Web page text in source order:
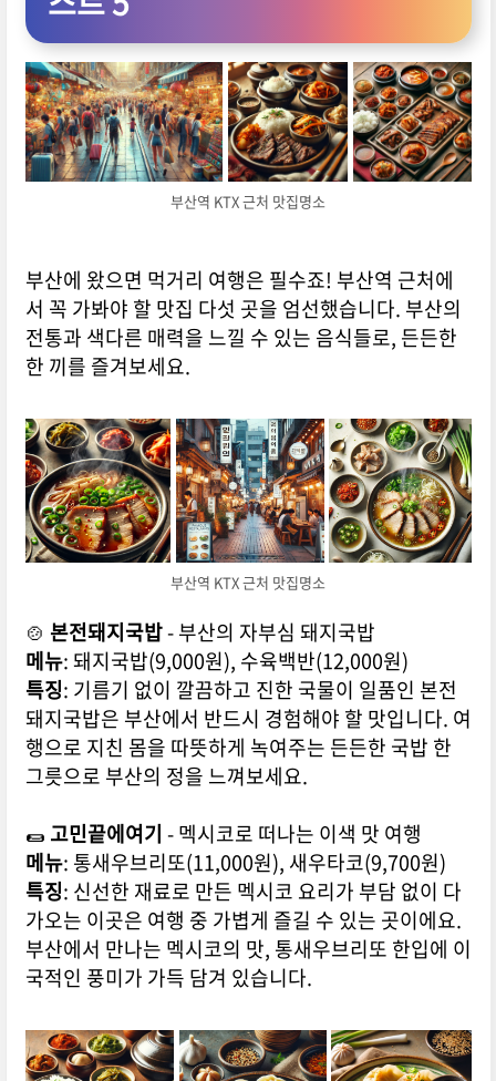
부산역 KTX 근처 맛집명소
부산에 왔으면 먹거리 여행은 필수죠! 부산역 근처에
서 꼭 가봐야 할 맛집 다섯 곳을 엄선했습니다. 부산의
전통과 색다른 매력을 느낄 수 있는 음식들로, 든든한
한 끼를 즐겨보세요.
부산역 KTX 근처 맛집명소
🍲 본전돼지국밥- 부산의 자부심 돼지국밥
메뉴: 돼지국밥(9,000원), 수육백반(12,000원)
특징: 기름기 없이 깔끔하고 진한 국물이 일품인 본전
돼지국밥은 부산에서 반드시 경험해야 할 맛입니다. 여
행으로 지친 몸을 따뜻하게 녹여주는 든든한 국밥 한
그릇으로 부산의 정을 느껴보세요.
🌯 고민끝에여기 - 멕시코로 떠나는 이색 맛 여행
메뉴: 통새우브리또(11,000원), 새우타코(9,700원)
특징: 신선한 재료로 만든 멕시코 요리가 부담 없이 다
가오는 이곳은 여행 중 가볍게 즐길 수 있는 곳이에요.
부산에서 만나는 멕시코의 맛, 통새우브리또 한입에 이
국적인 풍미가 가득 담겨 있습니다.